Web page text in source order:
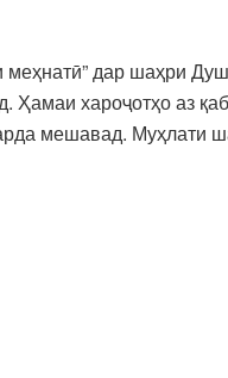
дар шаҳри
хароҷотҳо аз
мешавад.